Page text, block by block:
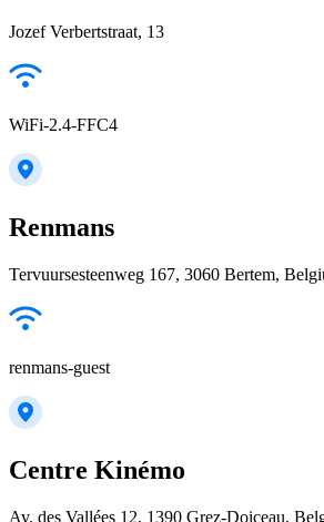
Jozef Verbertstraat, 13
WiFi-2.4-FFC4
Renmans
Tervuursesteenweg 167, 3060 Bertem,
renmans-guest
Centre Kinémo
Av. des Vallées 12, 1390 Grez-Doiceau,